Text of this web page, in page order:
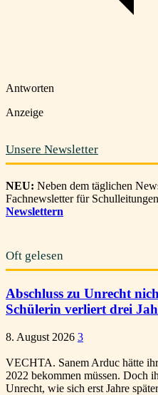
Antworten
Anzeige
Unsere Newsletter
NEU: Neben dem täglichen
Fachnewsletter für
Newslettern
Oft gelesen
Abschluss zu Unrecht
Schülerin verliert drei
8. August 2026 3
VECHTA. Sanem Arduc hätte
2022 bekommen müssen. Doch
Unrecht, wie sich erst Jahre